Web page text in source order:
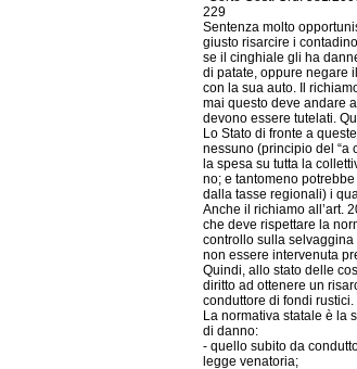
229
Sentenza molto
giusto risarcire i
se il cinghiale gli ha
di patate, oppure negare
con la sua auto. Il
mai questo deve andare
devono essere tutelati.
Lo Stato di fronte a
nessuno (principio del “a
la spesa su tutta la
no; e tantomeno
dalla tasse regionali) i
Anche il richiamo all’art.
che deve rispettare la
controllo sulla
non essere intervenuta
Quindi, allo stato delle
diritto ad ottenere un
conduttore di fondi rustici.
La normativa statale è la
di danno:
- quello subito da
legge venatoria;